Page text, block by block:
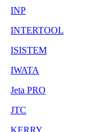
INP
INTERTOOL
ISISTEM
IWATA
Jeta PRO
JTC